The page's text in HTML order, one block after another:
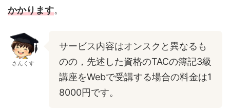
かかります。
さんくす
サービス内容はオンスクと異なるも
のの，先述した資格のTACの簿記3級
講座をWebで受講する場合の料金は1
8000円です。